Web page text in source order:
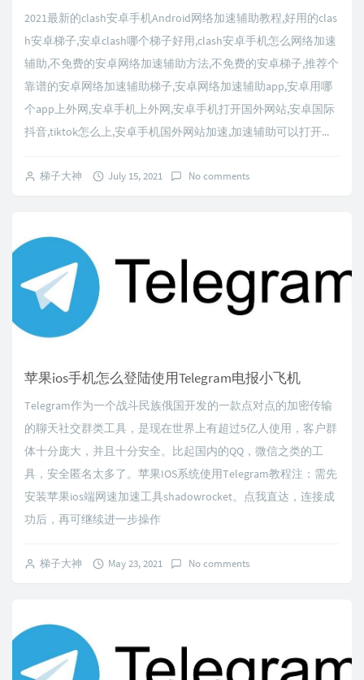
2021最新的clash安卓手机Android网络加速辅助教程,好用的clas
h安卓梯子,安卓clash哪个梯子好用,clash安卓手机怎么网络加速
辅助,不免费的安卓网络加速辅助方法,不免费的安卓梯子,推荐个
靠谱的安卓网络加速辅助梯子,安卓网络加速辅助app,安卓用哪
个app上外网,安卓手机上外网,安卓手机打开国外网站,安卓国际
抖音,tiktok怎么上,安卓手机国外网站加速,加速辅助可以打开...
梯子大神 July 15, 2021 No comments
苹果ios手机怎么登陆使用Telegram电报小飞机
Telegram作为一个战斗民族俄国开发的一款点对点的加密传输
的聊天社交群类工具，是现在世界上有超过5亿人使用，客户群
体十分庞大，并且十分安全。比起国内的QQ，微信之类的工
具，安全匿名太多了。苹果IOS系统使用Telegram教程注：需先
安装苹果ios端网速加速工具shadowrocket。点我直达，连接成
功后，再可继续进一步操作
梯子大神 May 23, 2021 No comments